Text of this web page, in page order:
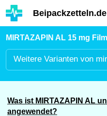
Hauptinhalt
Beipackzetteln.de
MIRTAZAPIN AL 15 mg
Weitere Varianten von
Was ist MIRTAZAPIN AL
angewendet?